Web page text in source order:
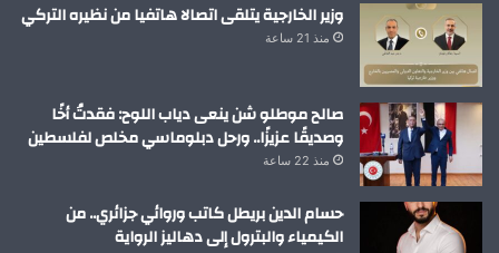
وزير الخارجية يتلقى اتصالا هاتفيا من نظيره التركي
منذ 21 ساعة
صالح موطلو شن ينعى دياب اللوح: فقدتُ أخًا
وصديقًا عزيزًا.. ورحل دبلوماسي مخلص لفلسطين
منذ 22 ساعة
حسام الدين بريطل كاتب وروائي جزائري.. من
الكيمياء والبترول إلى دهاليز الرواية